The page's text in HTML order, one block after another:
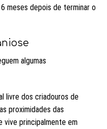
meses depois de terminar o
algumas
livre dos criadouros de
proximidades das
vive principalmente em